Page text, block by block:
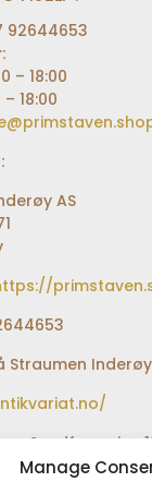
Manage
92644653
– 18:00
18:00
AS
Straumen Inderøy
Sundfærveien
bensinstasjon